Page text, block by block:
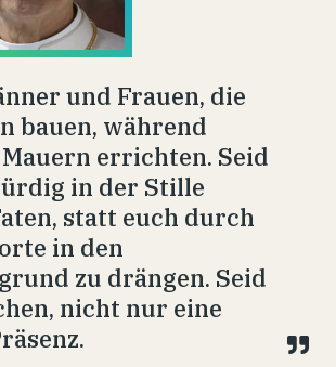
und Frauen, die
bauen, während
errichten. Seid
in der Stille
statt euch durch
in den
zu drängen. Seid
nicht nur eine